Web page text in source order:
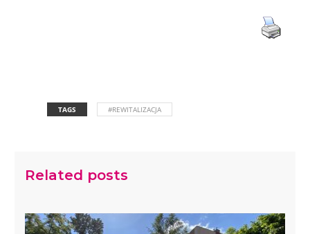
TAGS #REWITALIZACJA
Related posts